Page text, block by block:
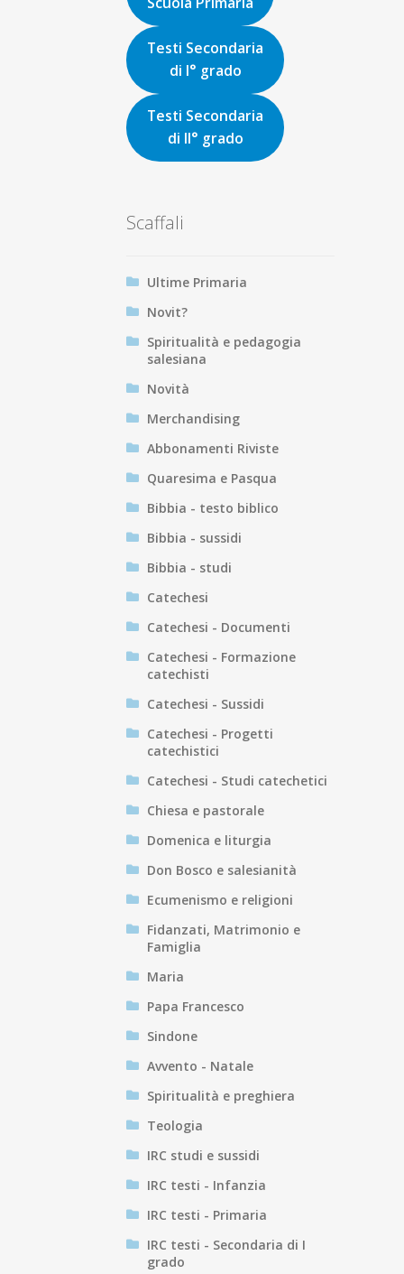
Testi Secondaria
di I° grado
Testi Secondaria
di II° grado
Scaffali
Ultime Primaria
Novit?
Spiritualità e pedagogia
salesiana
Novità
Merchandising
Abbonamenti Riviste
Quaresima e Pasqua
Bibbia - testo biblico
Bibbia - sussidi
Bibbia - studi
Catechesi
Catechesi - Documenti
Catechesi - Formazione
catechisti
Catechesi - Sussidi
Catechesi - Progetti
catechistici
Catechesi - Studi catechetici
Chiesa e pastorale
Domenica e liturgia
Don Bosco e salesianità
Ecumenismo e religioni
Fidanzati, Matrimonio e
Famiglia
Maria
Papa Francesco
Sindone
Avvento - Natale
Spiritualità e preghiera
Teologia
IRC studi e sussidi
IRC testi - Infanzia
IRC testi - Primaria
IRC testi - Secondaria di I
grado